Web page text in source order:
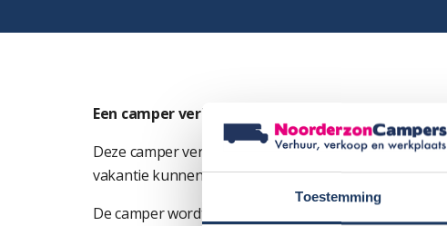
Toestemming
Een camper verhuren
Deze camper verhuren we om er rendement uit te
vakantie kunnen.
De camper wordt door Haye, Geert en Arjan verhuurd